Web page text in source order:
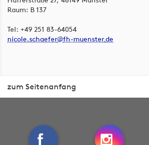
Raum: B 137
Tel: +49 251 83-64054
nicole.schaefer
fh-muensterde
zum Seitenanfang